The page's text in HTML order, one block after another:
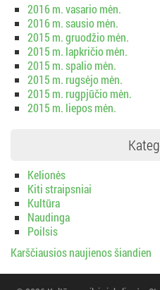
2016 m. vasario mėn.
2016 m. sausio mėn.
2015 m. gruodžio mėn.
2015 m. lapkričio mėn.
2015 m. spalio mėn.
2015 m. rugsėjo mėn.
2015 m. rugpjūčio mėn.
2015 m. liepos mėn.
Kelionės
Kiti straipsniai
Kultūra
Naudinga
Poilsis
Karščiausios naujienos šiandien